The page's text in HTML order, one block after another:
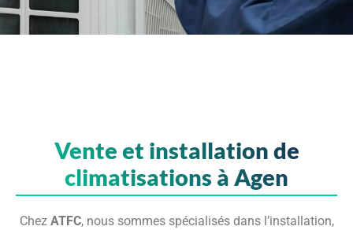
Vente et installation de
climatisations à Agen
Chez ATFC, nous sommes spécialisés dans l’installation,